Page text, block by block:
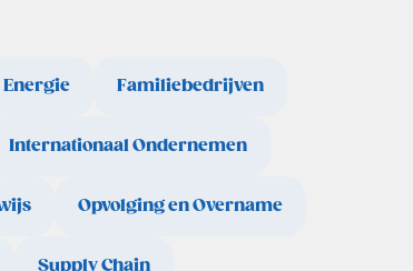
Energie Familiebedrijven
Internationaal Ondernemen
Opvolging en Overname
Supply Chain